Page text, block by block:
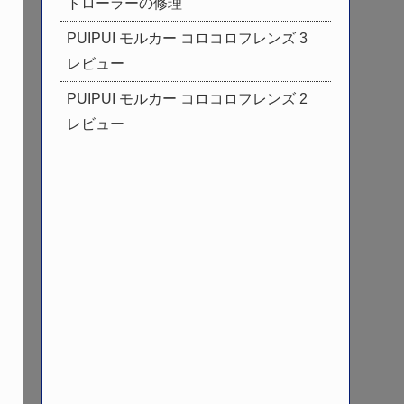
トローラーの修理
PUIPUI モルカー コロコロフレンズ 3
レビュー
PUIPUI モルカー コロコロフレンズ 2
レビュー